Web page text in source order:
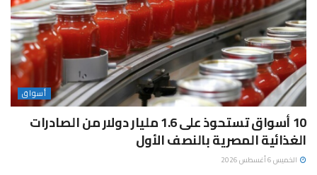
أسواق
10 أسواق تستحوذ على 1.6 مليار دولار من الصادرات
الغذائية المصرية بالنصف الأول
الخميس 6 أغسطس 2026